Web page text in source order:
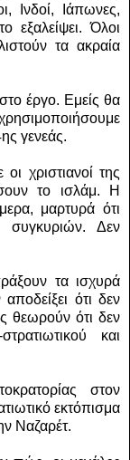
Ινδοί, Ιάπωνες,
εξαλείψει. Όλοι
τα ακραία
έργο. Εμείς θα
γενεάς.
χριστιανοί της
το ισλάμ. Η
μαρτυρά ότι
συγκυριών. Δεν
τα ισχυρά
ότι δεν
θεωρούν ότι δεν
και
στον
εκτόπισμα
Ναζαρέτ.